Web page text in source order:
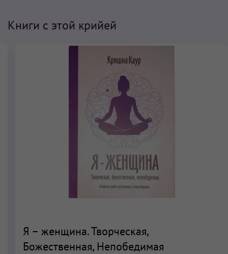
Книги с этой крийей
Я – женщина. Творческая,
Божественная, Непобедимая